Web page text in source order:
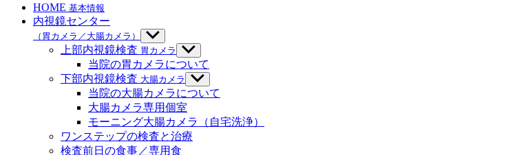
HOME 基本情報
内視鏡センター
（胃カメラ／大腸カメラ）
サ
ブ
メ
ュ
ー
を
表
示
上部内視鏡検査 胃カメラ
サ
ブ
メ
ニ
ュ
ー
を
表
当院の胃カメラについて
下部内視鏡検査 大腸カメラ
サ
ブ
ニ
ュ
ー
当院の大腸カメラについて
大腸カメラ専用個室
モーニング大腸カメラ（自宅洗浄）
ワンステップの検査と治療
検査前日の食事／専用食